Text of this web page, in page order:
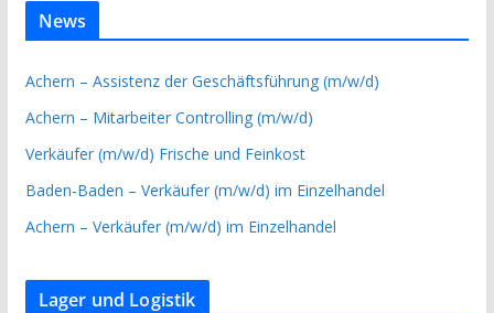
News
Achern – Assistenz der Geschäftsführung (m/w/d)
Achern – Mitarbeiter Controlling (m/w/d)
Verkäufer (m/w/d) Frische und Feinkost
Baden-Baden – Verkäufer (m/w/d) im Einzelhandel
Achern – Verkäufer (m/w/d) im Einzelhandel
Lager und Logistik